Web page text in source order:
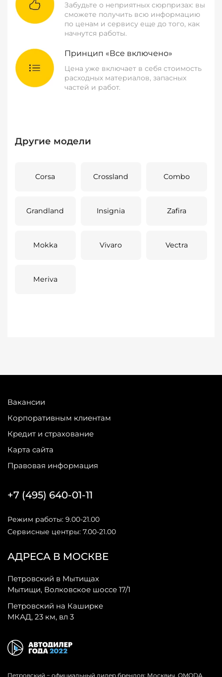
Забудьте о неприятных сюрпризах: вы
сможете получить всю информацию
по ценам и сервису еще до того, как
начнутся работы.
Принцип «Все включено»
Цена уже включает в себя стоимость
расходных материалов, запасных
частей и работ.
Другие модели
Corsa Crossland Combo
Grandland Insignia Zafira
Mokka Vivaro Vectra
Meriva
Вакансии
Корпоративным клиентам
Кредит и страхование
Карта сайта
Правовая информация
АДРЕСА В МОСКВЕ
Петровский в Мытищах
Мытищи, Волковское шоссе 17/1
Петровский на Каширке
МКАД, 23 км, вл 3
+7 (495) 640-01-11
Режим работы: 9.00-21.00
Сервисные центры: 7.00-21.00
Петровский − официальный дилер брендов: Москвич, OMODA,